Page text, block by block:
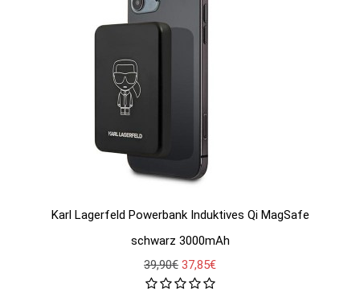
Karl Lagerfeld Powerbank Induktives Qi MagSafe
schwarz 3000mAh
39,90€ 37,85€